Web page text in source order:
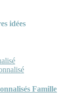
idées
Famille